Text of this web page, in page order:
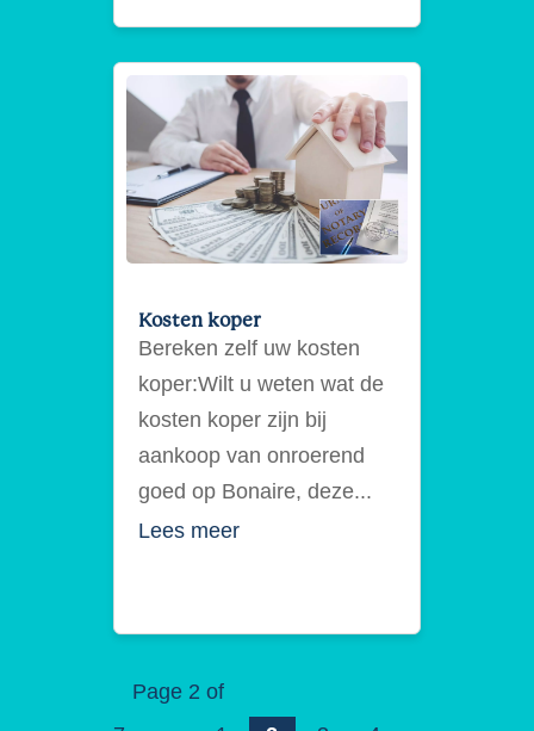
Kosten koper
Bereken zelf uw kosten
koper:Wilt u weten wat de
kosten koper zijn bij
aankoop van onroerend
goed op Bonaire, deze...
Lees meer
Page 2 of